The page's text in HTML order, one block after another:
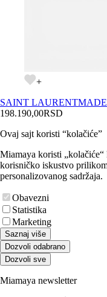
+
SAINT LAURENT
198.190,00RSD
Ovaj sajt koristi “kolačiće”
Miamaya koristi
korisničko iskustvo
personalizovanog sadržaja.
Obavezni
Statistika
Marketing
Saznaj više
Dozvoli odabrano
Dozvoli sve
Miamaya newsletter